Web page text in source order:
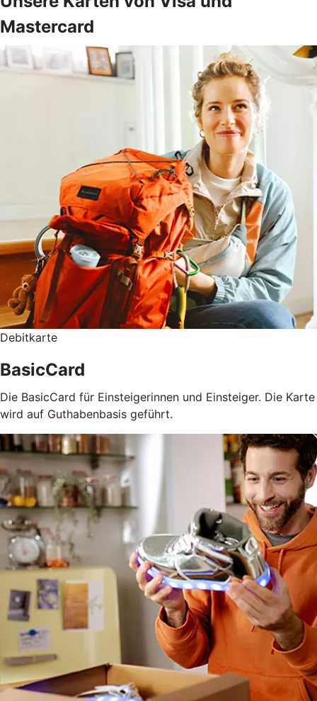
Mastercard
Debitkarte
BasicCard
Die BasicCard für Einsteigerinnen und Einsteiger. Die Karte
wird auf Guthabenbasis geführt.